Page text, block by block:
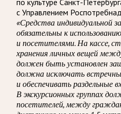
с Управлением
«Средства индивидуальной
обязательны к
и посетителями. На кассе,
хранения личных вещей
должен быть установлен
должна исключать
и обеспечивать раздельные
В экскурсионных группах
посетителей, между